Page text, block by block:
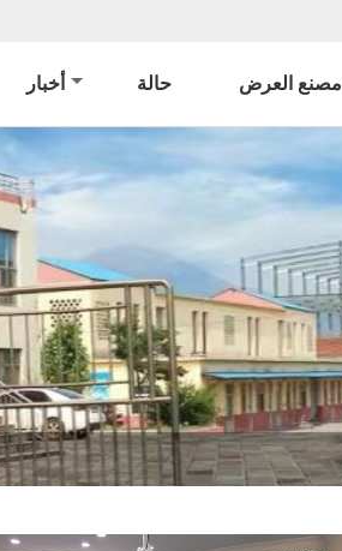
أخبار حالة مصنع العرض